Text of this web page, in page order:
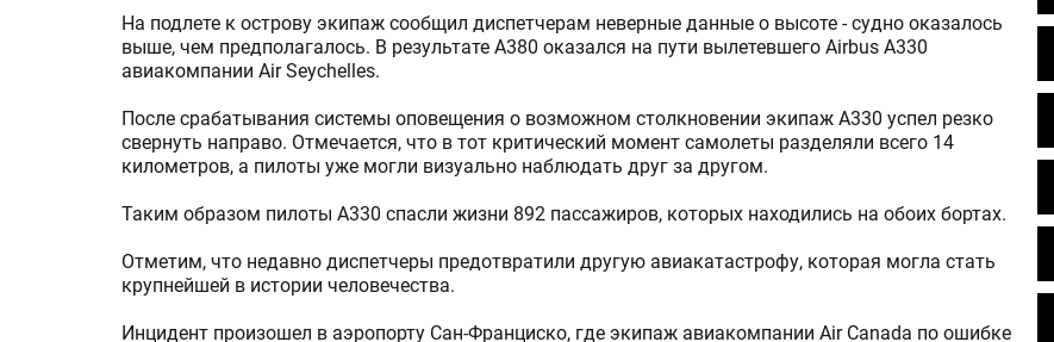
На подлете к острову экипаж сообщил диспетчерам неверные данные о высоте - судно оказалось
выше, чем предполагалось. В результате A380 оказался на пути вылетевшего Airbus A330
авиакомпании Air Seychelles.
После срабатывания системы оповещения о возможном столкновении экипаж A330 успел резко
свернуть направо. Отмечается, что в тот критический момент самолеты разделяли всего 14
километров, а пилоты уже могли визуально наблюдать друг за другом.
Таким образом пилоты A330 спасли жизни 892 пассажиров, которых находились на обоих бортах.
Отметим, что недавно диспетчеры предотвратили другую авиакатастрофу, которая могла стать
крупнейшей в истории человечества.
Инцидент произошел в аэропорту Сан-Франциско, где экипаж авиакомпании Air Canada по ошибке